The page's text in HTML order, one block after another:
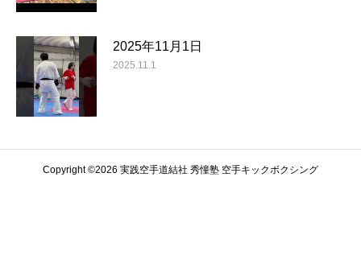
2025年11月1日
2025.11.1
Copyright ©️2026 実践空手道結社 秀憧塾 空手キックボクシング